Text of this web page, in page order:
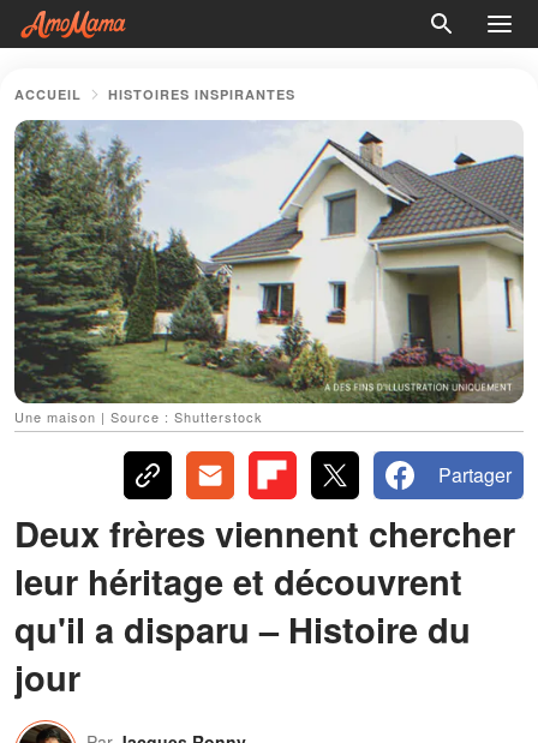
ACCUEIL HISTOIRES INSPIRANTES
Une maison | Source : Shutterstock
Partager
Deux frères viennent chercher
leur héritage et découvrent
qu'il a disparu – Histoire du
jour